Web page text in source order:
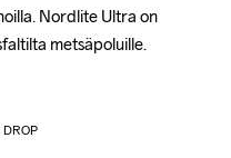
Nordlite Ultra on
metsäpoluille.
DROP